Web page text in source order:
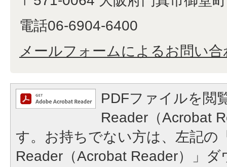
電話06-6904-6400
メールフォームによるお問い合
PDFファイルを閲
Reader（Acrobat
す。お持ちでない方は、左記の
Reader（Acrobat Reader）」